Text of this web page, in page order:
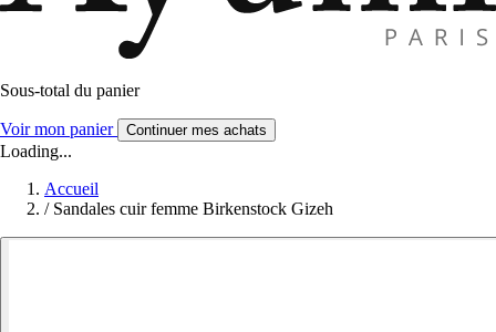
Sous-total du panier
Voir mon panier Continuer mes achats
Loading...
Accueil
/ Sandales cuir femme Birkenstock Gizeh